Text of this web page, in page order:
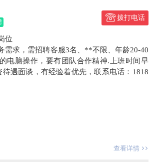
拨打电话
位
需求，需招聘客服3名、**不限、年龄20-40
电脑操作，要有团队合作精神.上班时间早
待遇面谈，有经验着优先，联系电话：1818
C1蓝牌4米2集装箱）要求驾龄2年以上、*
岁，具备吃苦耐劳精神、送富源乡镇快递包
遇：底薪4000+全勤300+绩效+工龄，电话1
分拣中心
查看详情